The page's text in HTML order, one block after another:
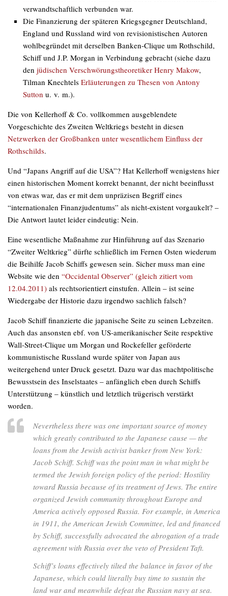
verwandtschaftlich verbunden war.
Die Finanzierung der späteren Kriegsgegner Deutschland,
England und Russland wird von revisionistischen Autoren
wohlbegründet mit derselben Banken-Clique um Rothschild,
Schiff und J.P. Morgan in Verbindung gebracht (siehe dazu
den jüdischen Verschwörungstheoretiker Henry Makow,
Tilman Knechtels Erläuterungen zu Thesen von Antony
Sutton u. v. m.).
Die von Kellerhoff & Co. vollkommen ausgeblendete
Vorgeschichte des Zweiten Weltkriegs besteht in diesen
Netzwerken der Großbanken unter wesentlichem Einfluss der
Rothschilds.
Und “Japans Angriff auf die USA”? Hat Kellerhoff wenigstens hier
einen historischen Moment korrekt benannt, der nicht beeinflusst
von etwas war, das er mit dem unpräzisen Begriff eines
“internationalen Finanzjudentums” als nicht-existent vorgaukelt? –
Die Antwort lautet leider eindeutig: Nein.
Eine wesentliche Maßnahme zur Hinführung auf das Szenario
“Zweiter Weltkrieg” dürfte schließlich im Fernen Osten wiederum
die Beihilfe Jacob Schiffs gewesen sein. Sicher muss man eine
Website wie den “Occidental Observer” (gleich zitiert vom
12.04.2011) als rechtsorientiert einstufen. Allein – ist seine
Wiedergabe der Historie dazu irgendwo sachlich falsch?
Jacob Schiff finanzierte die japanische Seite zu seinen Lebzeiten.
Auch das ansonsten ebf. von US-amerikanischer Seite respektive
Wall-Street-Clique um Morgan und Rockefeller geförderte
kommunistische Russland wurde später von Japan aus
weitergehend unter Druck gesetzt. Dazu war das machtpolitische
Bewusstsein des Inselstaates – anfänglich eben durch Schiffs
Unterstützung – künstlich und letztlich trügerisch verstärkt
worden.
Nevertheless there was one important source of money
which greatly contributed to the Japanese cause — the
loans from the Jewish activist banker from New York:
Jacob Schiff. Schiff was the point man in what might be
termed the Jewish foreign policy of the period: Hostility
toward Russia because of its treatment of Jews. The entire
organized Jewish community throughout Europe and
America actively opposed Russia. For example, in America
in 1911, the American Jewish Committee, led and financed
by Schiff, successfully advocated the abrogation of a trade
agreement with Russia over the veto of President Taft.
Schiff’s loans effectively tilted the balance in favor of the
Japanese, which could literally buy time to sustain the
land war and meanwhile defeat the Russian navy at sea.